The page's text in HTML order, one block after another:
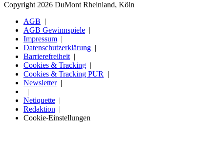
Copyright 2026 DuMont Rheinland, Köln
AGB
AGB Gewinnspiele
Impressum
Datenschutzerklärung
Barrierefreiheit
Cookies & Tracking
Cookies & Tracking PUR
Newsletter
Netiquette
Redaktion
Cookie-Einstellungen